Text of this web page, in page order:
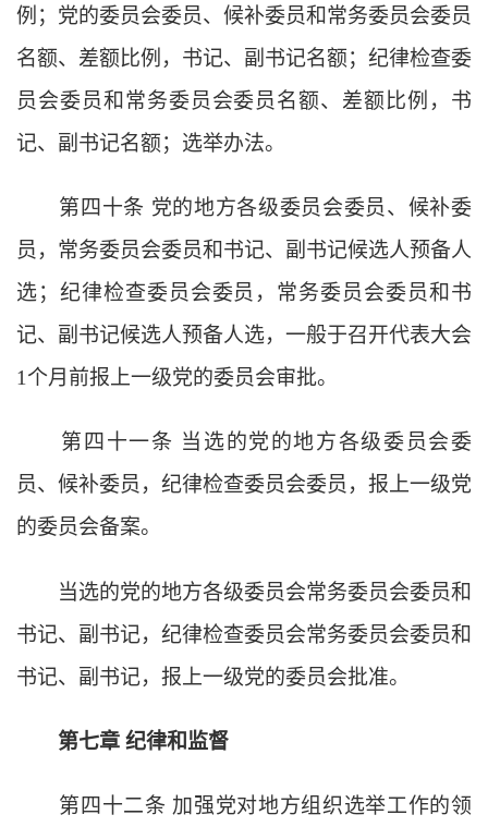
例；党的委员会委员、候补委员和常务委员会委员
名额、差额比例，书记、副书记名额；纪律检查委
员会委员和常务委员会委员名额、差额比例，书
记、副书记名额；选举办法。
第四十条 党的地方各级委员会委员、候补委
员，常务委员会委员和书记、副书记候选人预备人
选；纪律检查委员会委员，常务委员会委员和书
记、副书记候选人预备人选，一般于召开代表大会
1个月前报上一级党的委员会审批。
第四十一条 当选的党的地方各级委员会委
员、候补委员，纪律检查委员会委员，报上一级党
的委员会备案。
当选的党的地方各级委员会常务委员会委员和
书记、副书记，纪律检查委员会常务委员会委员和
书记、副书记，报上一级党的委员会批准。
第七章 纪律和监督
第四十二条 加强党对地方组织选举工作的领